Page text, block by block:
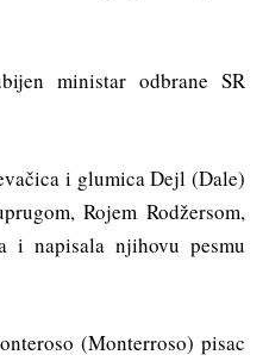
ministar odbrane SR
i glumica Dejl (Dale)
Rojem Rodžersom,
i napisala njihovu pesmu
(Monterroso) pisac